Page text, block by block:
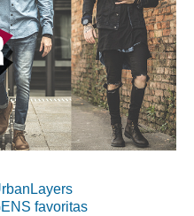
favoritas